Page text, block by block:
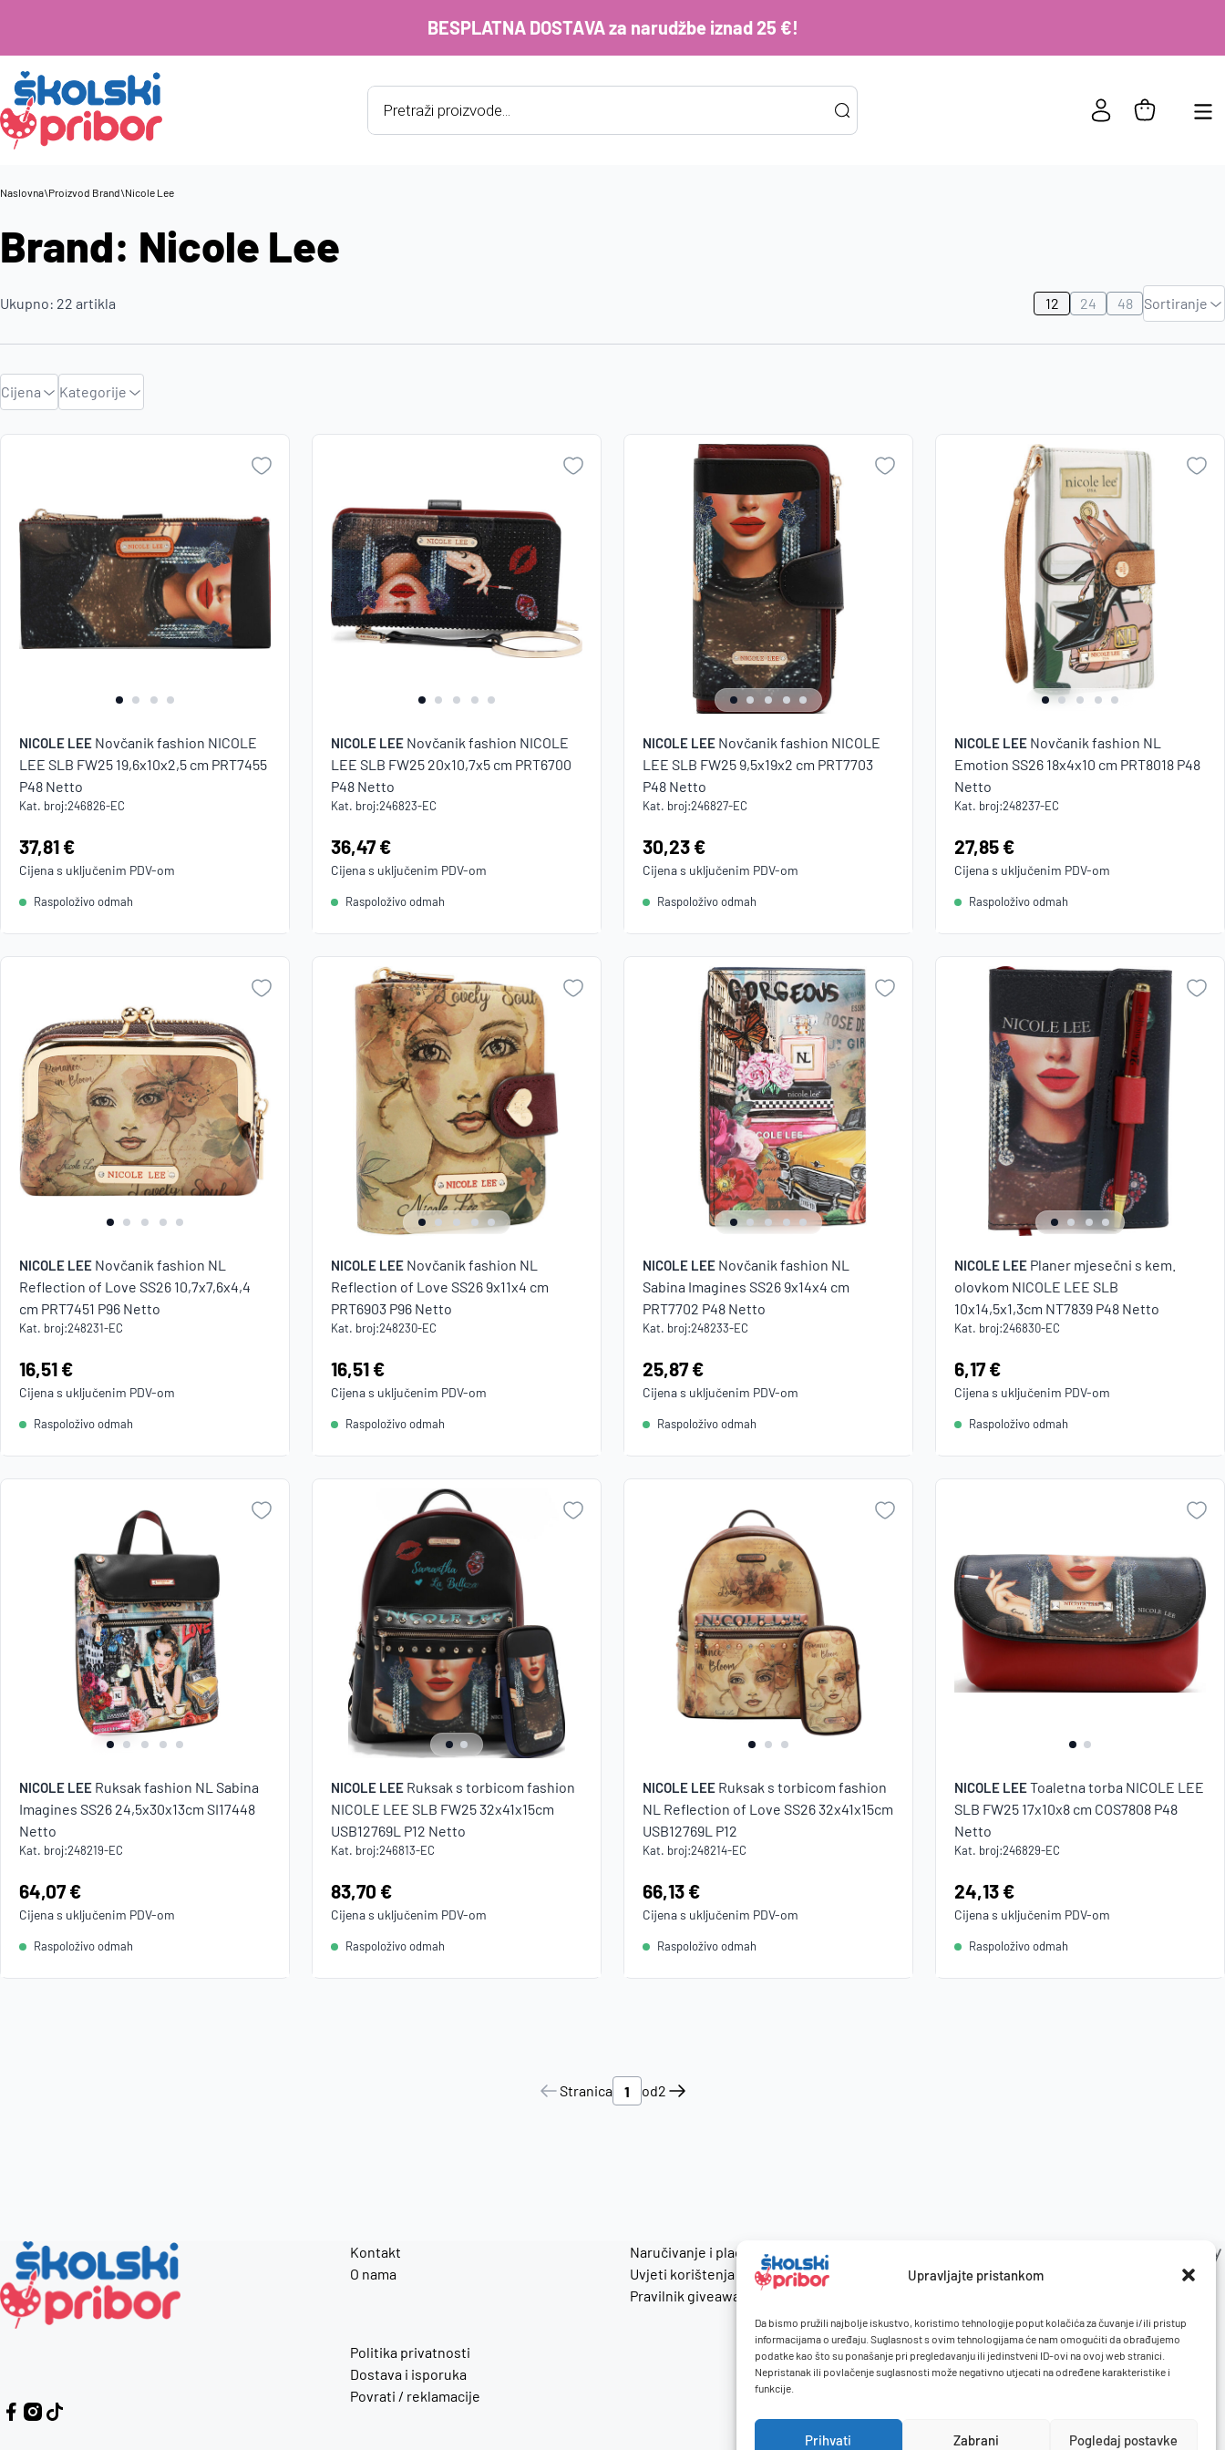
Upravljajte pristankom
Da bismo pružili najbolje iskustvo, koristimo tehnologije poput kolačića za čuvanje i/ili pristup
informacijama o uređaju. Suglasnost s ovim tehnologijama će nam omogućiti da obrađujemo
podatke kao što su ponašanje pri pregledavanju ili jedinstveni ID-ovi na ovoj web stranici.
Nepristanak ili povlačenje suglasnosti može negativno utjecati na određene karakteristike i
funkcije.
Prihvati Zabrani Pogledaj postavke
BESPLATNA DOSTAVA za narudžbe iznad 25 €!
Products
search
Zapamti me na ovom uređaju
Zaboravili ste lozinku?
NOVI STE NA WEBSHOP-U?
Kreirajte korisnički račun
Naslovna\Proizvod Brand\Nicole Lee
Brand: Nicole Lee
Ukupno: 22 artikla 12 24 48 Sortiranje
Zadano
Najviša
Naziv Z-
Cijena Kategorije
NICOLE LEE Novčanik fashion NICOLE
LEE SLB FW25 19,6x10x2,5 cm PRT7455
P48 Netto
Kat. broj:246826-EC
Cijena:
37,81 €
Cijena s uključenim PDV-om
Raspoloživo odmah
NICOLE LEE Novčanik fashion NICOLE
LEE SLB FW25 20x10,7x5 cm PRT6700
P48 Netto
Kat. broj:246823-EC
Cijena:
36,47 €
Cijena s uključenim PDV-om
Raspoloživo odmah
NICOLE LEE Novčanik fashion NICOLE
LEE SLB FW25 9,5x19x2 cm PRT7703
P48 Netto
Kat. broj:246827-EC
Cijena:
30,23 €
Cijena s uključenim PDV-om
Raspoloživo odmah
NICOLE LEE Novčanik fashion NL
Emotion SS26 18x4x10 cm PRT8018 P48
Netto
Kat. broj:248237-EC
Cijena:
27,85 €
Cijena s uključenim PDV-om
Raspoloživo odmah
NICOLE LEE Novčanik fashion NL
Reflection of Love SS26 10,7x7,6x4,4
cm PRT7451 P96 Netto
Kat. broj:248231-EC
Cijena:
16,51 €
Cijena s uključenim PDV-om
Raspoloživo odmah
NICOLE LEE Novčanik fashion NL
Reflection of Love SS26 9x11x4 cm
PRT6903 P96 Netto
Kat. broj:248230-EC
Cijena:
16,51 €
Cijena s uključenim PDV-om
Raspoloživo odmah
NICOLE LEE Novčanik fashion NL
Sabina Imagines SS26 9x14x4 cm
PRT7702 P48 Netto
Kat. broj:248233-EC
Cijena:
25,87 €
Cijena s uključenim PDV-om
Raspoloživo odmah
NICOLE LEE Planer mjesečni s kem.
olovkom NICOLE LEE SLB
10x14,5x1,3cm NT7839 P48 Netto
Kat. broj:246830-EC
Cijena:
6,17 €
Cijena s uključenim PDV-om
Raspoloživo odmah
NICOLE LEE Ruksak fashion NL Sabina
Imagines SS26 24,5x30x13cm SI17448
Netto
Kat. broj:248219-EC
Cijena:
64,07 €
Cijena s uključenim PDV-om
Raspoloživo odmah
NICOLE LEE Ruksak s torbicom fashion
NICOLE LEE SLB FW25 32x41x15cm
USB12769L P12 Netto
Kat. broj:246813-EC
Cijena:
83,70 €
Cijena s uključenim PDV-om
Raspoloživo odmah
NICOLE LEE Ruksak s torbicom fashion
NL Reflection of Love SS26 32x41x15cm
USB12769L P12
Kat. broj:248214-EC
Cijena:
66,13 €
Cijena s uključenim PDV-om
Raspoloživo odmah
NICOLE LEEToaletna torba NICOLE LEE
SLB FW25 17x10x8 cm COS7808 P48
Netto
Kat. broj:246829-EC
Cijena:
24,13 €
Cijena s uključenim PDV-om
Raspoloživo odmah
Stranica od2
Kontakt
O nama
Naručivanje i plaćanje
Uvjeti korištenja
Pravilnik giveaway
Politika privatnosti
Dostava i isporuka
Povrati / reklamacije